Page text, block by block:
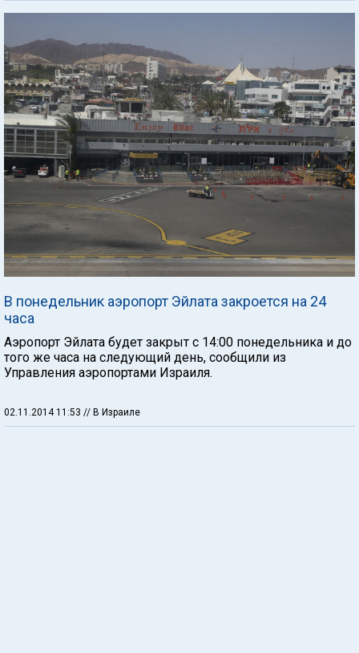
В понедельник аэропорт Эйлата закроется на 24
часа
Аэропорт Эйлата будет закрыт с 14:00 понедельника и до
того же часа на следующий день, сообщили из
Управления аэропортами Израиля.
02.11.2014 11:53 // В Израиле